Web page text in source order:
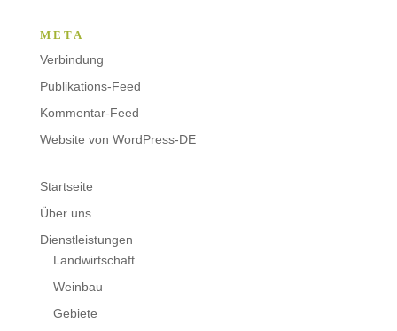
META
Verbindung
Publikations-Feed
Kommentar-Feed
Website von WordPress-DE
Startseite
Über uns
Dienstleistungen
Landwirtschaft
Weinbau
Gebiete